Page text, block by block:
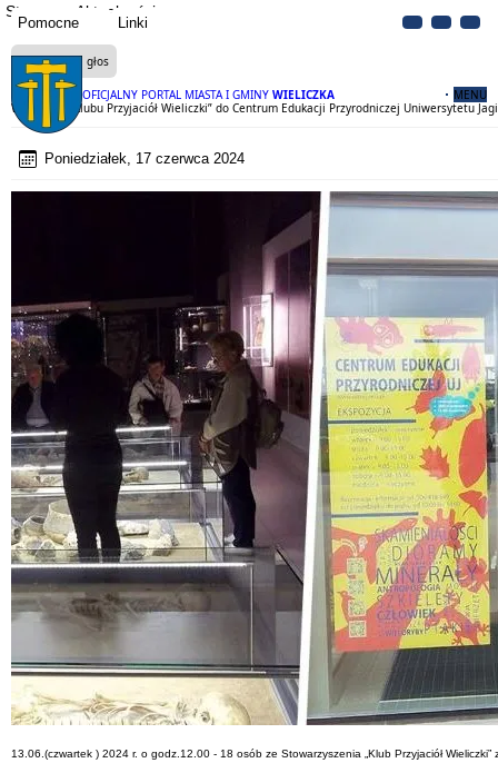
Pomocne Linki
OFICJALNY PORTAL MIASTA I GMINY WIELICZKA MENU
Strona Aktualności
Czytaj na głos
Wycieczka „Klubu Przyjaciół Wieliczki” do Centrum Edukacji Przyrodniczej Uniwersytetu
Poniedziałek, 17 czerwca 2024
13.06.(czwartek ) 2024 r. o godz.12.00 - 18 osób ze Stowarzyszenia „Klub Przyjaciół